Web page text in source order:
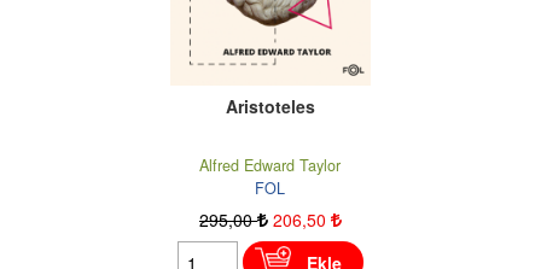
Aristoteles
Alfred Edward Taylor
FOL
295,00 206,50
Ekle